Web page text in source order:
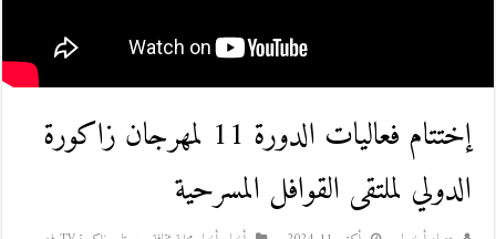
إختتام فعاليات الدورة 11 لمهرجان زاكورة
الدولي لملتقى القوافل المسرحية